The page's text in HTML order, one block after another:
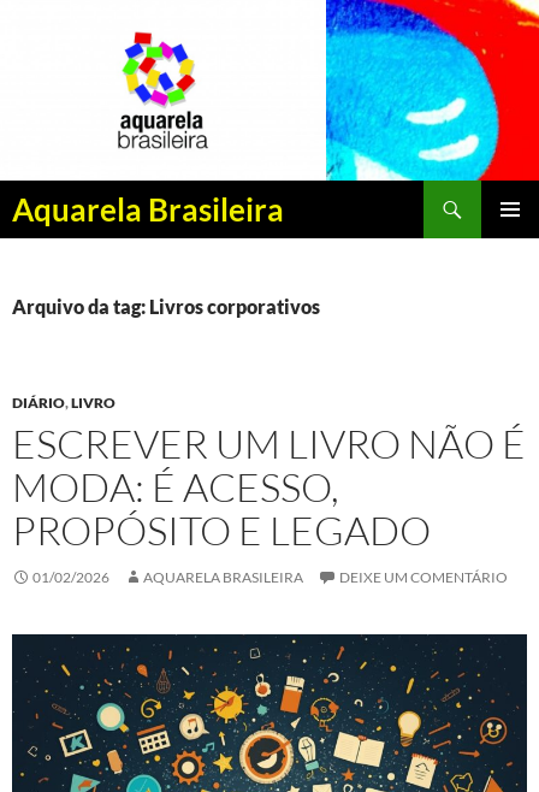
Aquarela Brasileira
Pesquisar
PULAR
CONTEÚDO
Arquivo da tag: Livros corporativos
DIÁRIO,LIVRO
ESCREVER UM LIVRO NÃO É
MODA: É ACESSO,
PROPÓSITO E LEGADO
01/02/2026 AQUARELA BRASILEIRA DEIXE UM COMENTÁRIO